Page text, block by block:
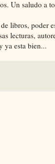
Un saludo a
libros, poder
lecturas,
ya esta bien...